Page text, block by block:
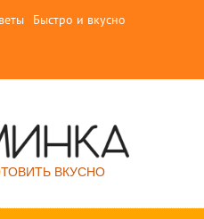
Быстро и вкусно
ВКУСНО